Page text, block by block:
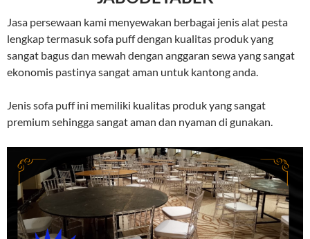
Jasa persewaan kami menyewakan berbagai jenis alat pesta
lengkap termasuk sofa puff dengan kualitas produk yang
sangat bagus dan mewah dengan anggaran sewa yang sangat
ekonomis pastinya sangat aman untuk kantong anda.
Jenis sofa puff ini memiliki kualitas produk yang sangat
premium sehingga sangat aman dan nyaman di gunakan.